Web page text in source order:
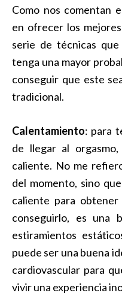
Como nos comentan
en ofrecer los
serie de técnicas
tenga una mayor
conseguir que este
tradicional.
Calentamiento: para
de llegar al
caliente. No me
del momento, sino
caliente para obtener
conseguirlo, es una
estiramientos
puede ser una buena
cardiovascular para
vivir una experiencia